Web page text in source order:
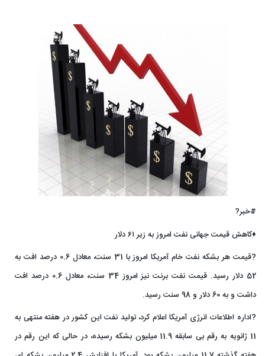
#خبر?
♦️کاهش قیمت جهانی نفت امروز به زیر ۶۱ دلار
?قیمت هر بشکه نفت خام آمریکا امروز با 31 سنت، معادل 0.6 درصد افت به
52 دلار رسید. قیمت نفت برنت نیز امروز 34 سنت، معادل 0.6 درصد افت
داشت و به 60 دلار و 98 سنت رسید.
?اداره اطلاعات انرژی آمریکا اعلام کرد، تولید نفت این کشور در هفته منتهی به
11 ژانویه به رقم بی سابقه 11.9 میلیون بشکه رسیده، در حالی که این رقم در